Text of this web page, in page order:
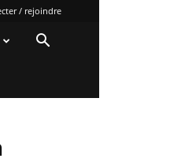
/ rejoindre